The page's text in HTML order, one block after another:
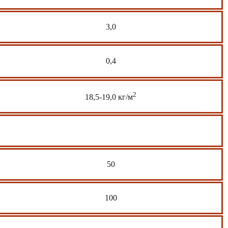
3,0
0,4
18,5-19,0 кг/м2
50
100